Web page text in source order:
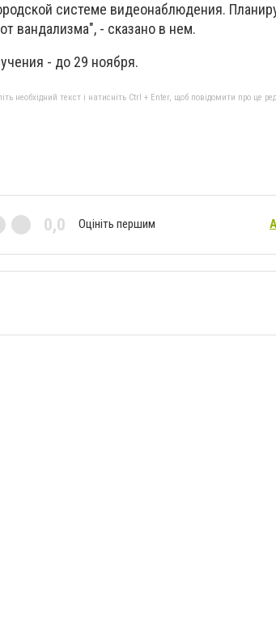
системе видеонаблюдения.
вандализма", - сказано в нем.
- до 29 ноября.
необхідний текст і натисніть Ctrl + Enter, щоб повідомити про це
0,0 Оцініть першим